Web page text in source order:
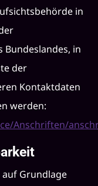
in
in
der
Kontaktdaten
werden:
Anschriften/
auf Grundlage